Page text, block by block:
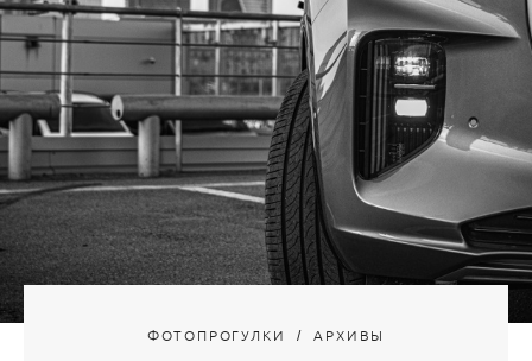
ФОТОПРОГУЛКИ АРХИВЫ